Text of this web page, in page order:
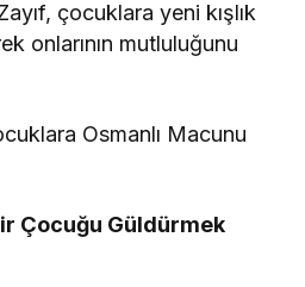
çocuklara yeni kışlık
onlarının mutluluğunu
Osmanlı Macunu
Çocuğu Güldürmek